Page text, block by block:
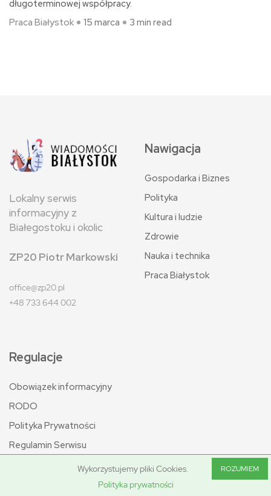
długoterminowej współpracy.
Praca Białystok
15 marca 3 min read
Lokalny serwis
informacyjny z
Białegostoku i okolic
ZP20 Piotr Markowski
office@zp20.pl
+48 733 644 002
Nawigacja
Gospodarka i Biznes
Polityka
Kultura i ludzie
Zdrowie
Nauka i technika
Praca Białystok
Regulacje
Obowiązek informacyjny
RODO
Polityka Prywatności
Regulamin Serwisu
Wykorzystujemy pliki Cookies.
Polityka prywatności
ROZUMIEM